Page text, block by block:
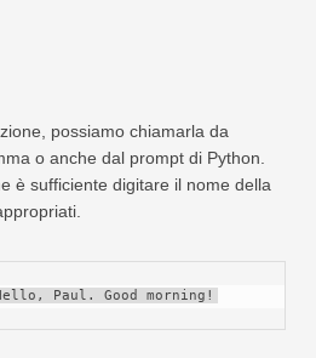
possiamo chiamarla da
o anche dal prompt di Python.
è sufficiente digitare il nome della
Paul. Good morning!